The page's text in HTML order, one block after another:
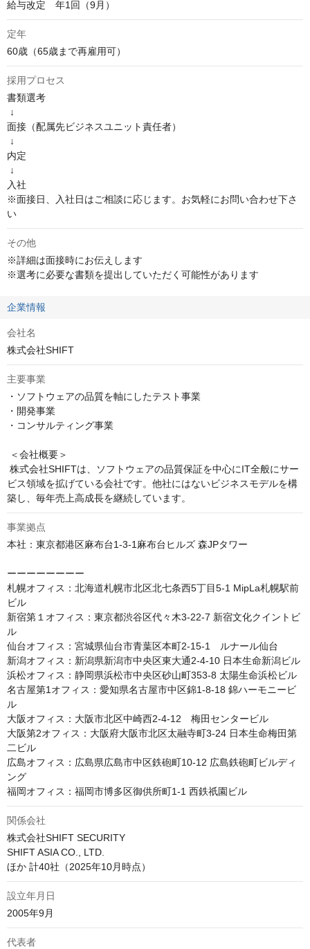
給与改定　年1回（9月）
定年
60歳（65歳まで再雇用可）
採用プロセス
書類選考
面接（配属先ビジネスユニット責任者）
内定
入社
※面接日、入社日はご相談に応じます。お気軽にお問い合わせ下さ
い
その他
※詳細は面接時にお伝えします
※選考に必要な書類を提出していただく可能性があります
企業情報
会社名
株式会社SHIFT
主要事業
・ソフトウェアの品質を軸にしたテスト事業
・開発事業
・コンサルティング事業
ビス領域を拡げている会社です。他社にはないビジネスモデルを構
築し、毎年売上高成長を継続しています。
事業拠点
本社：東京都港区麻布台1-3-1麻布台ヒルズ 森JPタワー
ーーーーーーーー
札幌オフィス：北海道札幌市北区北七条西5丁目5-1 MipLa札幌駅前
ビル
新宿第１オフィス：東京都渋谷区代々木3-22-7 新宿文化クイントビ
ル
仙台オフィス：宮城県仙台市青葉区本町2-15-1　ルナール仙台
新潟オフィス：新潟県新潟市中央区東大通2-4-10 日本生命新潟ビル
浜松オフィス：静岡県浜松市中央区砂山町353-8 太陽生命浜松ビル
名古屋第1オフィス：愛知県名古屋市中区錦1-8-18 錦ハーモニービ
ル
大阪オフィス：大阪市北区中崎西2-4-12　梅田センタービル
大阪第2オフィス：大阪府大阪市北区太融寺町3-24 日本生命梅田第
二ビル
広島オフィス：広島県広島市中区鉄砲町10-12 広島鉄砲町ビルディ
ング
福岡オフィス：福岡市博多区御供所町1-1 西鉄祇園ビル
関係会社
株式会社SHIFT SECURITY
SHIFT ASIA CO., LTD.
ほか 計40社（2025年10月時点）
設立年月日
2005年9月
代表者